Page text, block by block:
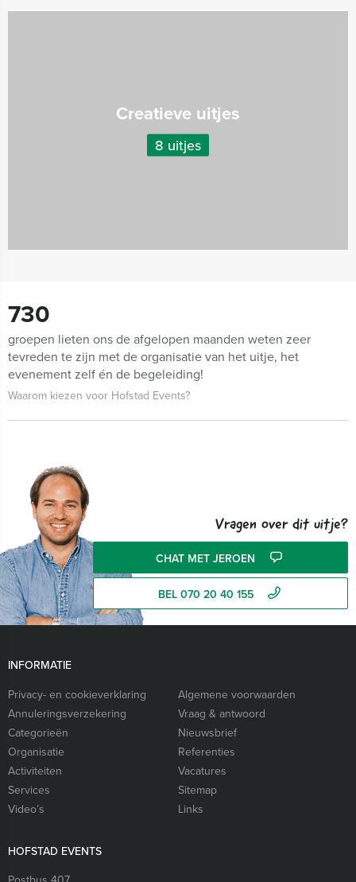
Creatieve uitjes
8 uitjes
730
groepen lieten ons de afgelopen maanden weten zeer
tevreden te zijn met de organisatie van het uitje, het
evenement zelf én de begeleiding!
Waarom kiezen voor Hofstad Events?
Vragen over dit uitje?
CHAT MET JEROEN
BEL 070 20 40 155
INFORMATIE
Privacy- en cookieverklaring
Algemene voorwaarden
Annuleringsverzekering
Vraag & antwoord
Categorieën
Nieuwsbrief
Organisatie
Referenties
Activiteiten
Vacatures
Services
Sitemap
Video’s
Links
HOFSTAD EVENTS